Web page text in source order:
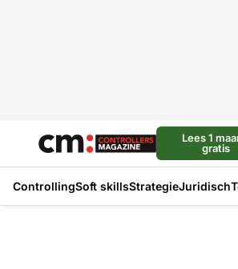
Lees 1
gratis
ControllingSoft skillsStrategieJuridisch